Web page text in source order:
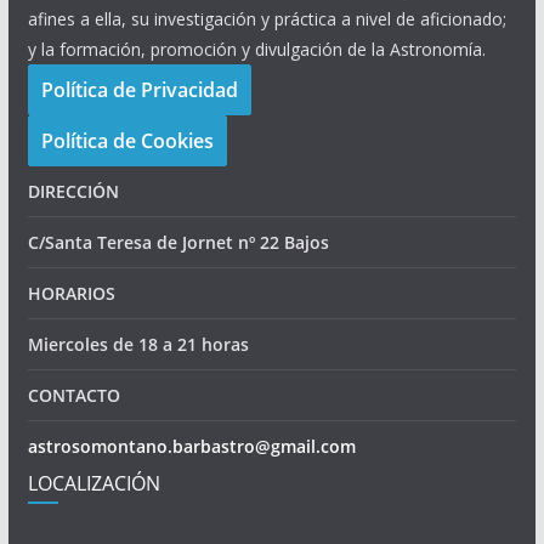
afines a ella, su investigación y práctica a nivel de aficionado;
y la formación, promoción y divulgación de la Astronomía.
Política de Privacidad
Política de Cookies
DIRECCIÓN
C/Santa Teresa de Jornet nº 22 Bajos
HORARIOS
Miercoles de 18 a 21 horas
CONTACTO
astrosomontano.barbastro@gmail.com
LOCALIZACIÓN